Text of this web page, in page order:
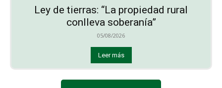
Ley de tierras: “La propiedad rural
conlleva soberanía”
05/08/2026
Leer más